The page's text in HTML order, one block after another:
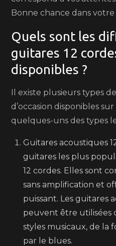
Bonne chance dans
Quels sont les
guitares 12
disponibles ?
Il existe plusieurs types
d’occasion disponibles
quelques-uns des types
Guitares acoustiques
guitares les plus
12 cordes. Elles sont
sans amplification et
puissant. Les guitares
peuvent être utilisées
styles musicaux, de la
par le blues.